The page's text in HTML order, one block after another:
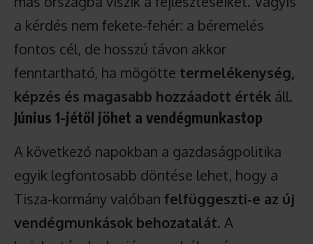
a kérdés nem fekete-fehér: a béremelés
fontos cél, de hosszú távon akkor
fenntartható, ha mögötte termelékenység,
képzés és magasabb hozzáadott érték áll.
Június 1-jétől jöhet a vendégmunkastop
A következő napokban a gazdaságpolitika
egyik legfontosabb döntése lehet, hogy a
Tisza-kormány valóban felfüggeszti-e az új
vendégmunkások behozatalát. A